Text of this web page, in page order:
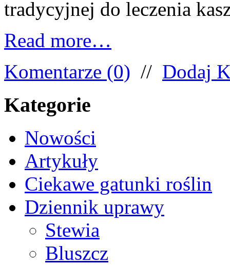
tradycyjnej do leczenia
Read more…
Komentarze (0) // Dodaj
Kategorie
Nowości
Artykuły
Ciekawe gatunki roślin
Dziennik uprawy
Stewia
Bluszcz